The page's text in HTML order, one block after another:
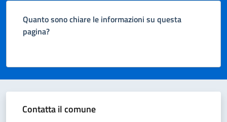
Quanto sono chiare le informazioni su questa
pagina?
Valuta 5 stelle su 5
Valuta 4 stelle su 5
Valuta 3 stelle su 5
Valuta 2 stelle su 5
Valuta 1 stelle su 5
Contatta il comune